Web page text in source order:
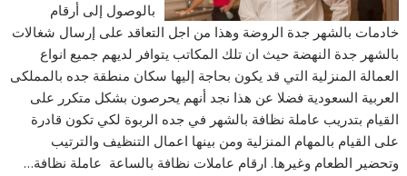
بالوصول إلى أرقام
خادمات بالشهر جدة الروضة وهذا من اجل التعاقد على إرسال شغالات
بالشهر جدة النهضة حيث ان تلك المكاتب يتوافر لديهم جميع انواع
العمالة المنزلية التي قد يكون بحاجة إليها سكان منطقة جده بالمملكى
العربية السعودية فضلا عن هذا نجد أنهم يحرصون بشكل متكرر على
القيام بتدريب عاملة نظافة بالشهر في جده الربوة لكي تكون قادرة
على القيام بالمهام المنزلية ومن بينها اعمال التنظيف والترتيب
وتحضير الطعام وغيرها. ارقام عاملات نظافة بالساعة عاملة نظافة…